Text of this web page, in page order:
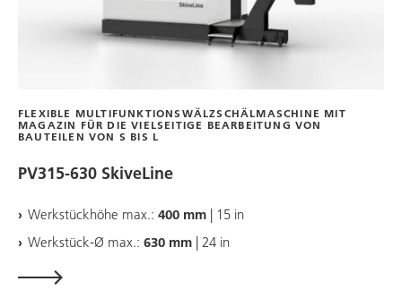
FLEXIBLE MULTIFUNKTIONSWÄLZSCHÄLMASCHINE MIT
MAGAZIN FÜR DIE VIELSEITIGE BEARBEITUNG VON
BAUTEILEN VON S BIS L
PV315-630 SkiveLine
Werkstückhöhe max.: 400 mm | 15 in
Werkstück-Ø max.: 630 mm | 24 in